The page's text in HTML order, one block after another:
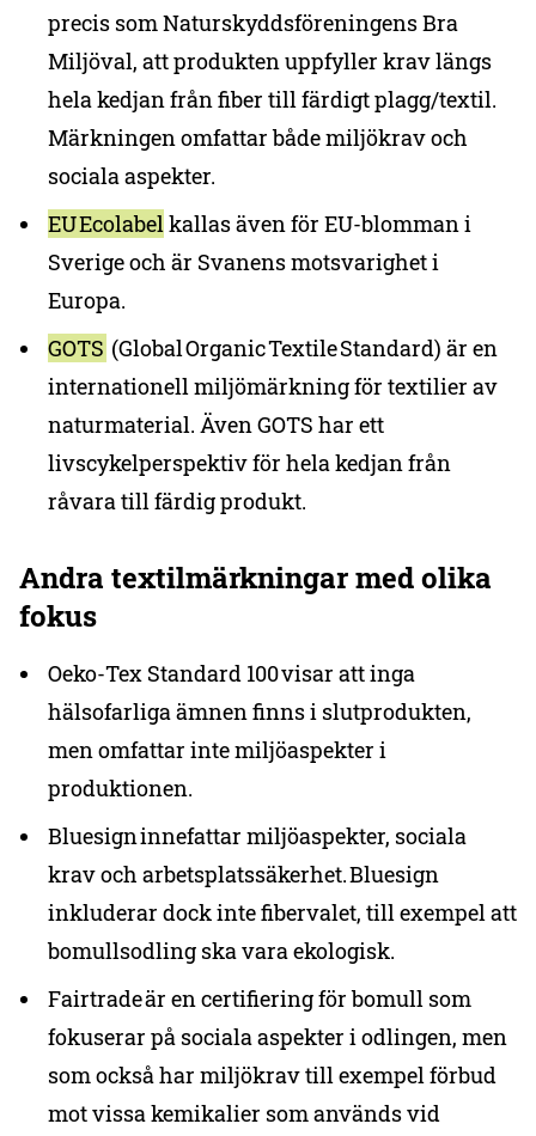
precis som Naturskyddsföreningens Bra
Miljöval, att produkten uppfyller krav längs
hela kedjan från fiber till färdigt plagg/textil.
Märkningen omfattar både miljökrav och
sociala aspekter.
EU Ecolabelkallas även för EU-blomman i
Sverige och är Svanens motsvarighet i
Europa.
GOTS (Global Organic Textile Standard) är en
internationell miljömärkning för textilier av
naturmaterial. Även GOTS har ett
livscykelperspektiv för hela kedjan från
råvara till färdig produkt.
Andra textilmärkningar med olika
fokus
Oeko-Tex Standard 100 visar att inga
hälsofarliga ämnen finns i slutprodukten,
men omfattar inte miljöaspekter i
produktionen.
Bluesign innefattar miljöaspekter, sociala
krav och arbetsplatssäkerhet. Bluesign
inkluderar dock inte fibervalet, till exempel att
bomullsodling ska vara ekologisk.
Fairtrade är en certifiering för bomull som
fokuserar på sociala aspekter i odlingen, men
som också har miljökrav till exempel förbud
mot vissa kemikalier som används vid